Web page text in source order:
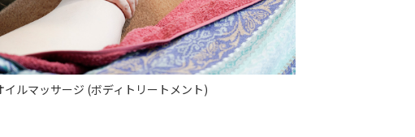
イルマッサージ (ボディトリートメント)